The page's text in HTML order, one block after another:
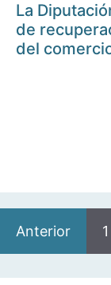
La
de
del
Anterior 1